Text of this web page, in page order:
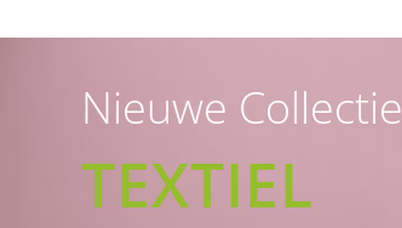
Nieuwe Collectie
TEXTIEL